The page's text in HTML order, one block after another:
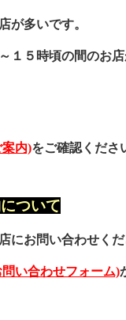
が多いです。
１５時頃の間のお店
内)をご確認くださ
ついて
にお問い合わせく
い合わせフォーム)